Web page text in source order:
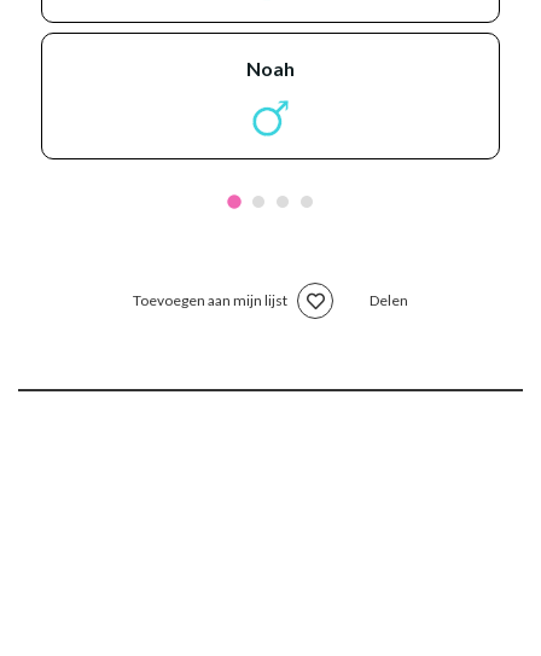
noah
Toevoegen aan mijn lijst Delen